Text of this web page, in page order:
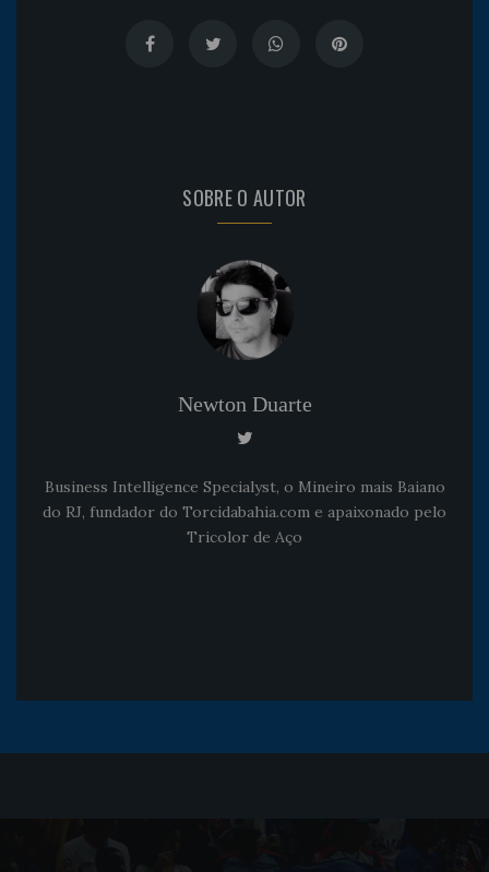
SOBRE O AUTOR
Newton Duarte
Business Intelligence Specialyst, o Mineiro mais Baiano
do RJ, fundador do Torcidabahia.com e apaixonado pelo
Tricolor de Aço